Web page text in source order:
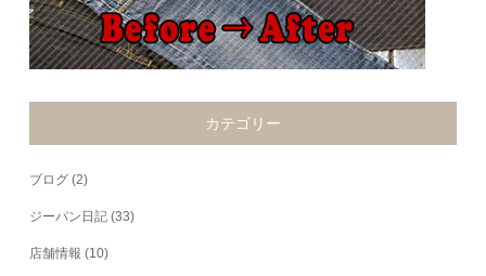
カテゴリー
ブログ (2)
ジーパン日記 (33)
店舗情報 (10)